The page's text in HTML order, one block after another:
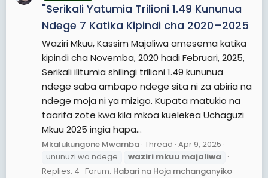
"Serikali Yatumia Trilioni 1.49 Kununua
Ndege 7 Katika Kipindi cha 2020–2025
Waziri Mkuu, Kassim Majaliwa amesema katika
kipindi cha Novemba, 2020 hadi Februari, 2025,
Serikali ilitumia shilingi trilioni 1.49 kununua
ndege saba ambapo ndege sita ni za abiria na
ndege moja ni ya mizigo. Kupata matukio na
taarifa zote kwa kila mkoa kuelekea Uchaguzi
Mkuu 2025 ingia hapa...
Mkalukungone Mwamba Thread Apr 9, 2025
ununuzi wa ndege
waziri mkuu majaliwa
Replies: 4 Forum: Habari na Hoja mchanganyiko